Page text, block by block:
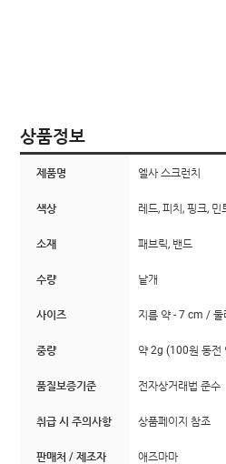
상품정보
제품명 엘사 스크런치
색상 레드, 피치, 핑크, 민
소재 패브릭, 밴드
수량 낱개
사이즈 지름 약 - 7 cm /
중량 약 2g (100원 동전
품질보증기준 전자상거래법 준수
취급 시 주의사항 상품페이지 참조
판매처 / 제조자 애즈마마